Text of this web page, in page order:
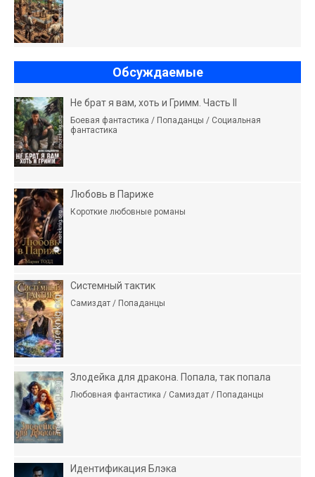
Обсуждаемые
Не брат я вам, хоть и Гримм. Часть II
Боевая фантастика / Попаданцы / Социальная
фантастика
Любовь в Париже
Короткие любовные романы
Системный тактик
Самиздат / Попаданцы
Злодейка для дракона. Попала, так попала
Любовная фантастика / Самиздат / Попаданцы
Идентификация Блэка